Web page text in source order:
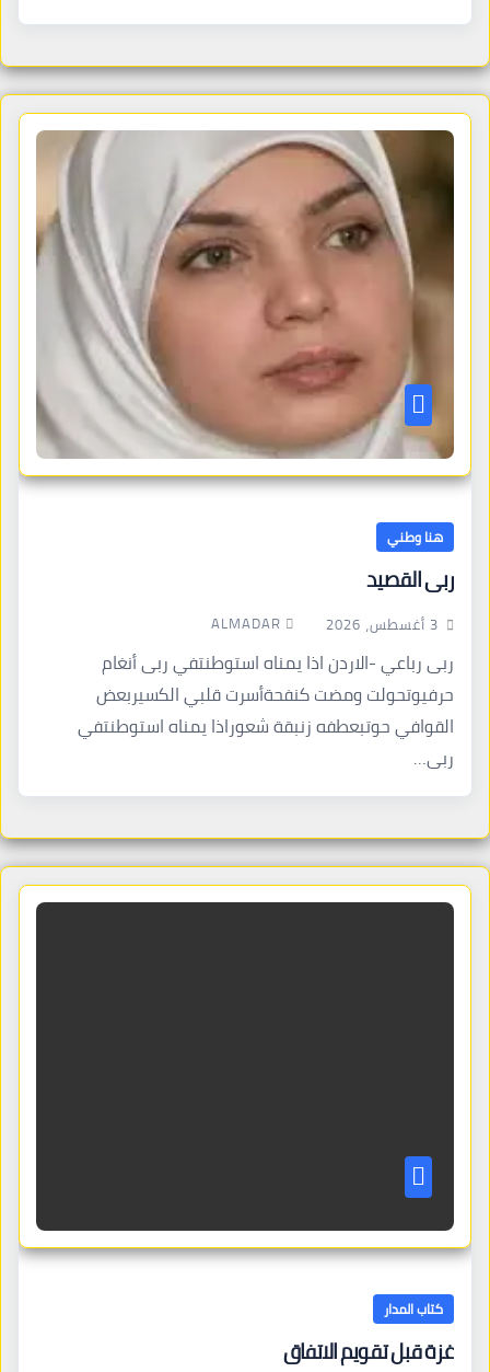
هنا وطني
ربى القصيد
3 أغسطس، 2026 ALMADAR
ربى رباعي -الاردن اذا يمناه استوطنتفي ربى أنغام
حرفيوتحولت ومضت كنفحةأسرت قلبي الكسيربعض
القوافي حوتبعطفه زنبقة شعوراذا يمناه استوطنتفي
ربى…
كتاب المدار
غزة قبل تقويم الاتفاق